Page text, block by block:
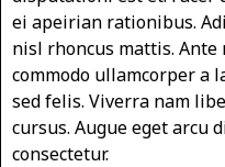
ei apeirian rationibus.
nisl rhoncus mattis.
commodo ullamcorper a
sed felis. Viverra nam
cursus. Augue eget arcu
consectetur.